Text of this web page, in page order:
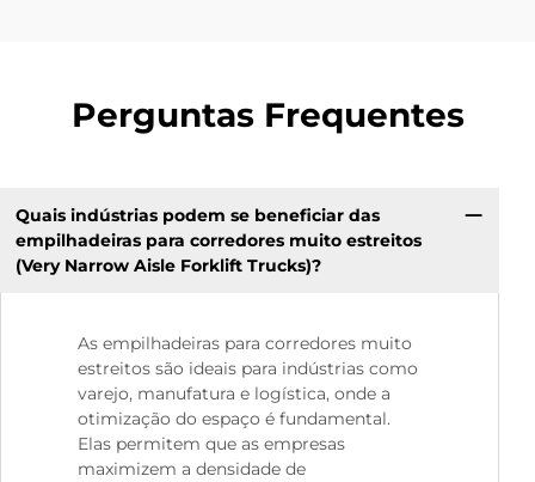
Perguntas Frequentes
Quais indústrias podem se beneficiar das
empilhadeiras para corredores muito estreitos
(Very Narrow Aisle Forklift Trucks)?
As empilhadeiras para corredores muito
estreitos são ideais para indústrias como
varejo, manufatura e logística, onde a
otimização do espaço é fundamental.
Elas permitem que as empresas
maximizem a densidade de